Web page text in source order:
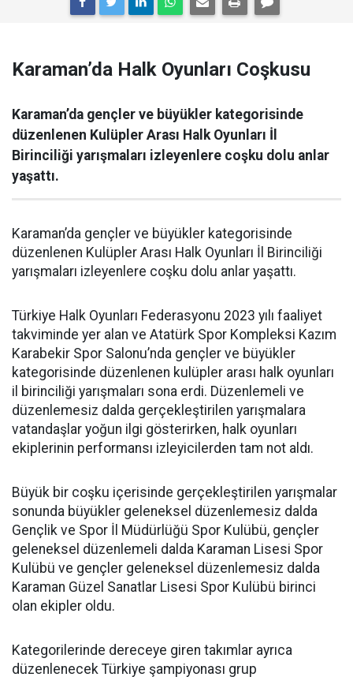
Karaman’da Halk Oyunları Coşkusu
Karaman’da gençler ve büyükler kategorisinde
düzenlenen Kulüpler Arası Halk Oyunları İl
Birinciliği yarışmaları izleyenlere coşku dolu anlar
yaşattı.
Karaman’da gençler ve büyükler kategorisinde
düzenlenen Kulüpler Arası Halk Oyunları İl Birinciliği
yarışmaları izleyenlere coşku dolu anlar yaşattı.
Türkiye Halk Oyunları Federasyonu 2023 yılı faaliyet
takviminde yer alan ve Atatürk Spor Kompleksi Kazım
Karabekir Spor Salonu’nda gençler ve büyükler
kategorisinde düzenlenen kulüpler arası halk oyunları
il birinciliği yarışmaları sona erdi. Düzenlemeli ve
düzenlemesiz dalda gerçekleştirilen yarışmalara
vatandaşlar yoğun ilgi gösterirken, halk oyunları
ekiplerinin performansı izleyicilerden tam not aldı.
Büyük bir coşku içerisinde gerçekleştirilen yarışmalar
sonunda büyükler geleneksel düzenlemesiz dalda
Gençlik ve Spor İl Müdürlüğü Spor Kulübü, gençler
geleneksel düzenlemeli dalda Karaman Lisesi Spor
Kulübü ve gençler geleneksel düzenlemesiz dalda
Karaman Güzel Sanatlar Lisesi Spor Kulübü birinci
olan ekipler oldu.
Kategorilerinde dereceye giren takımlar ayrıca
düzenlenecek Türkiye şampiyonası grup